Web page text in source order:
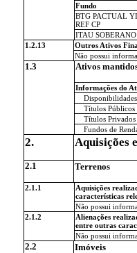
Fundo
BTG PACTUAL
REF CP
ITAU
1.2.13
Outros Ativos
Não possui
1.3 Ativos
Informações do
Disponibilidades
Títulos Públicos
Títulos Privados
Fundos de
2. Aquisições
2.1 Terrenos
2.1.1
Aquisições
características
Não possui
2.1.2
Alienações
entre outras
Não possui
2.2 Imóveis